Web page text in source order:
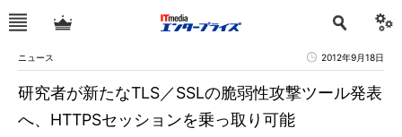
ニュース 2012年9月18日
研究者が新たなTLS／SSLの脆弱性攻撃ツール発表
へ、HTTPSセッションを乗っ取り可能